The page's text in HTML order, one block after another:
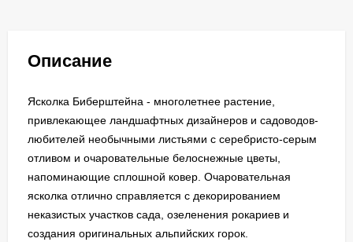
Описание
Ясколка Биберштейна - многолетнее растение,
привлекающее ландшафтных дизайнеров и садоводов-
любителей необычными листьями с серебристо-серым
отливом и очаровательные белоснежные цветы,
напоминающие сплошной ковер. Очаровательная
ясколка отлично справляется с декорированием
неказистых участков сада, озеленения рокариев и
создания оригинальных альпийских горок.